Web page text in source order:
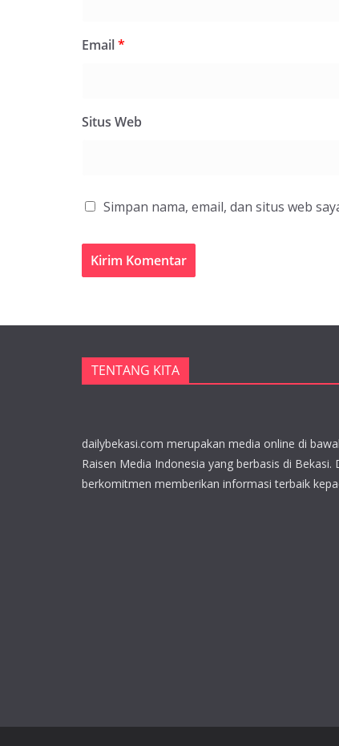
Email*
Situs Web
Simpan nama, email, dan situs web
TENTANG KITA
dailybekasi.com merupakan media online di
Raisen Media Indonesia yang berbasis di Bekasi.
berkomitmen memberikan informasi terbaik